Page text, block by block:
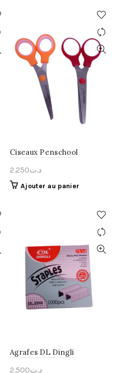
Ciseaux Penschool
د.ت2.250
Ajouter au panier
Agrafes DL Dingli
د.ت2.500